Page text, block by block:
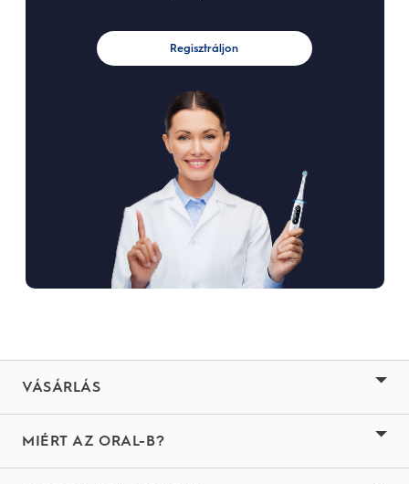
Regisztráljon
VÁSÁRLÁS
MIÉRT AZ ORAL-B?